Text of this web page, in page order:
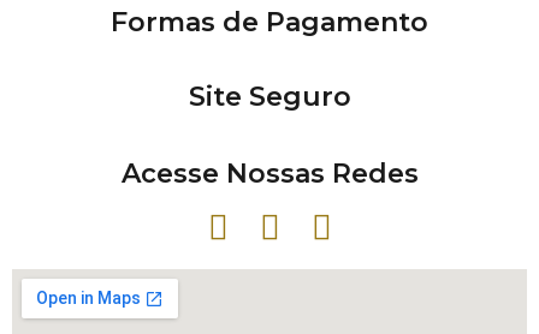
Formas de Pagamento
Site Seguro
Acesse Nossas Redes